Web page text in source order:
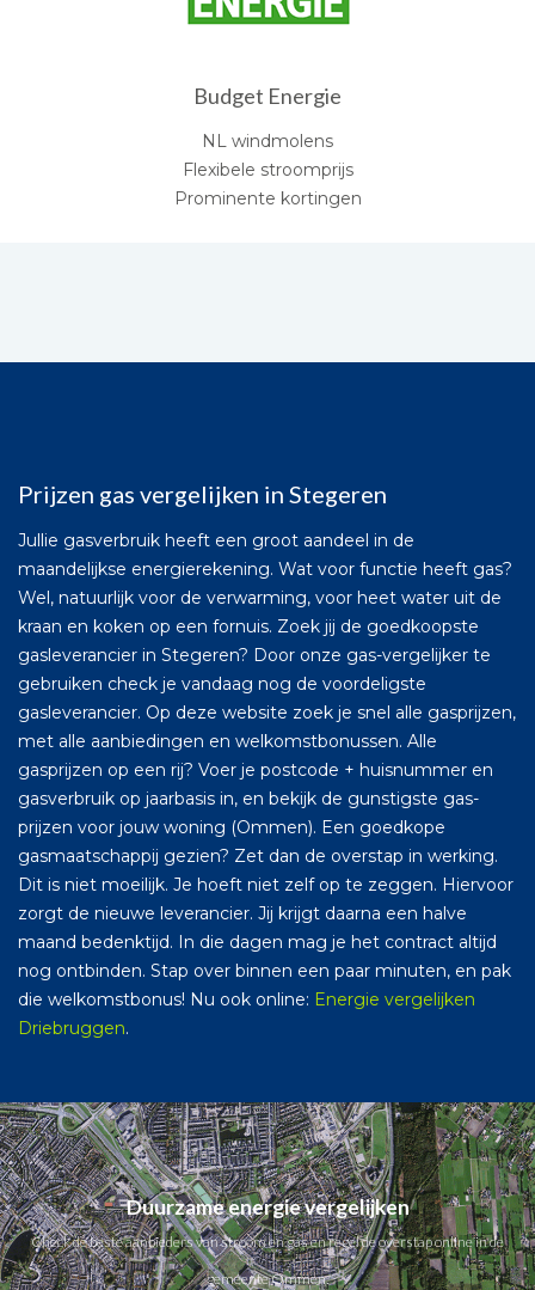
Budget Energie
NL windmolens
Flexibele stroomprijs
Prominente kortingen
Prijzen gas vergelijken in Stegeren
Jullie gasverbruik heeft een groot aandeel in de
maandelijkse energierekening. Wat voor functie heeft gas?
Wel, natuurlijk voor de verwarming, voor heet water uit de
kraan en koken op een fornuis. Zoek jij de goedkoopste
gasleverancier in Stegeren? Door onze gas-vergelijker te
gebruiken check je vandaag nog de voordeligste
gasleverancier. Op deze website zoek je snel alle gasprijzen,
met alle aanbiedingen en welkomstbonussen. Alle
gasprijzen op een rij? Voer je postcode + huisnummer en
gasverbruik op jaarbasis in, en bekijk de gunstigste gas-
prijzen voor jouw woning (Ommen). Een goedkope
gasmaatschappij gezien? Zet dan de overstap in werking.
Dit is niet moeilijk. Je hoeft niet zelf op te zeggen. Hiervoor
zorgt de nieuwe leverancier. Jij krijgt daarna een halve
maand bedenktijd. In die dagen mag je het contract altijd
nog ontbinden. Stap over binnen een paar minuten, en pak
die welkomstbonus! Nu ook online: Energie vergelijken
Driebruggen.
Duurzame energie vergelijken
Check de beste aanbieders van stroom en gas en regel de overstap online in de
gemeente Ommen.